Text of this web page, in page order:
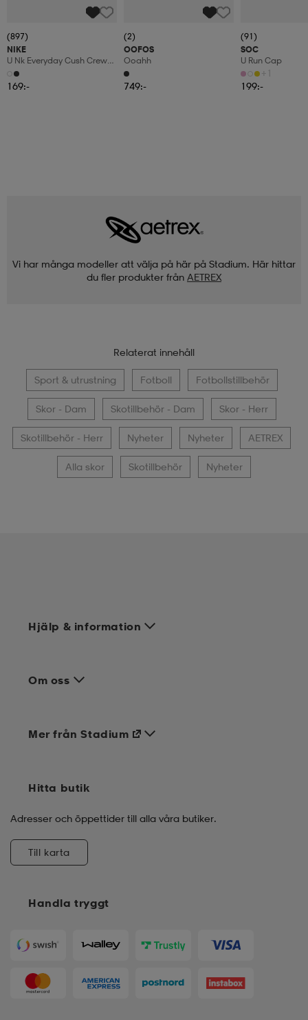
(897)
NIKE
U Nk Everyday Cush Crew
3pr
169:-
(2)
OOFOS
Ooahh
749:-
(91)
SOC
U Run Cap
+1
199:-
Vi har många modeller att välja på här på Stadium. Här hittar
du fler produkter från AETREX
Relaterat innehåll
Sport & utrustning Fotboll Fotbollstillbehör
Skor - Dam Skotillbehör - Dam Skor - Herr
Skotillbehör - Herr Nyheter Nyheter AETREX
Alla skor Skotillbehör Nyheter
Hjälp & information
Om oss
Handla tryggt
Mer från Stadium
Hitta butik
Adresser och öppettider till alla våra butiker.
Till karta